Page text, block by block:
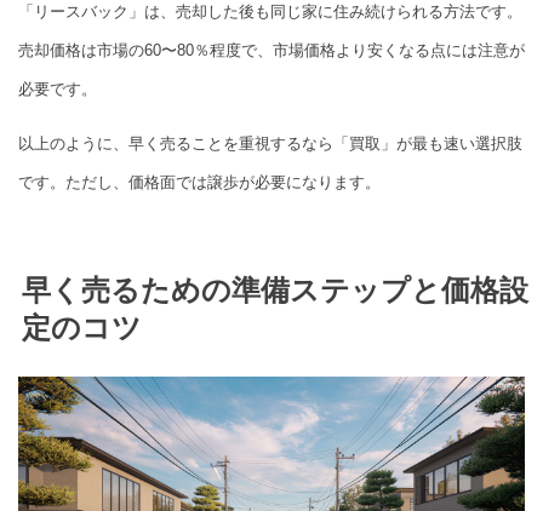
「リースバック」は、売却した後も同じ家に住み続けられる方法です。
売却価格は市場の60〜80％程度で、市場価格より安くなる点には注意が
必要です。
以上のように、早く売ることを重視するなら「買取」が最も速い選択肢
です。ただし、価格面では譲歩が必要になります。
早く売るための準備ステップと価格設
定のコツ